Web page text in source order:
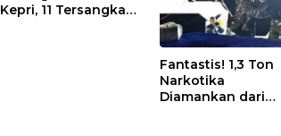
Kepri, 11 Tersangka
Fantastis! 1,3 Ton
Narkotika
Diamankan dari